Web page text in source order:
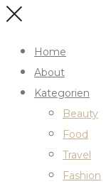
Home
About
Kategorien
Beauty
Food
Travel
Fashion